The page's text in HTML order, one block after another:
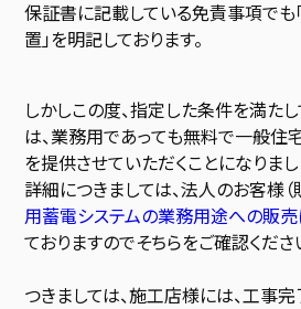
保証書に記載している免責事項で
置」を明記しております。
しかしこの度、指定した条件を満た
は、業務用であっても無料で一般
を提供させていただくことになりまし
詳細につきましては、法人のお客様（
用蓄電システムの業務用途への販売
ておりますのでそちらをご確認くださ
つきましては、施工店様には、工事完